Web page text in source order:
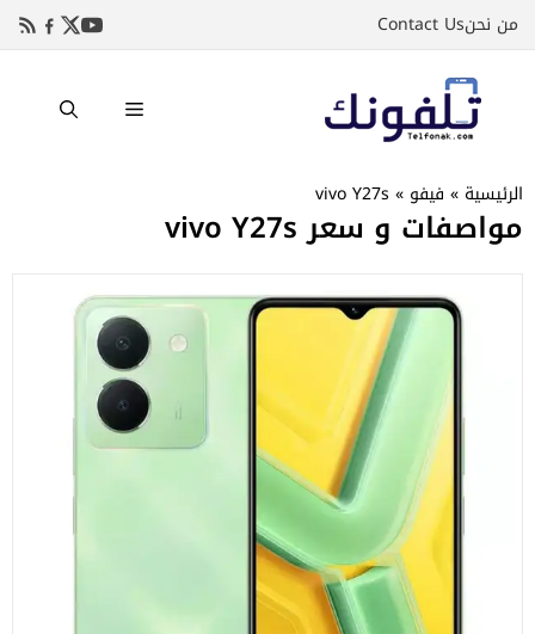
إلىمن نحنContact Us
القائمة
الرئيسية » فيفو »
vivo Y27s
مواصفات و سعر vivo Y27s